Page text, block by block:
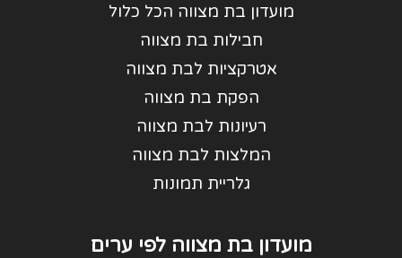
מועדון בת מצווה הכל כלול
חבילות בת מצווה
אטרקציות לבת מצווה
הפקת בת מצווה
רעיונות לבת מצווה
המלצות לבת מצווה
גלריית תמונות
מועדון בת מצווה לפי ערים